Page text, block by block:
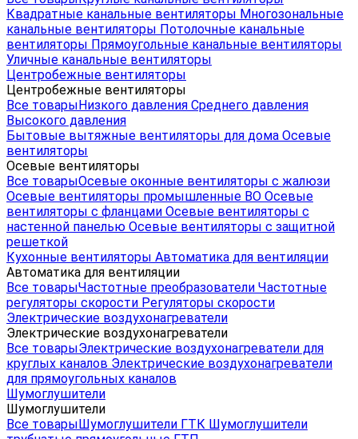
Квадратные канальные вентиляторы Многозональные
канальные вентиляторы Потолочные канальные
вентиляторы Прямоугольные канальные вентиляторы
Уличные канальные вентиляторы
Центробежные вентиляторы
Центробежные вентиляторы
Все товарыНизкого давления Среднего давления
Высокого давления
Бытовые вытяжные вентиляторы для дома Осевые
вентиляторы
Осевые вентиляторы
Все товарыОсевые оконные вентиляторы с жалюзи
Осевые вентиляторы промышленные ВО Осевые
вентиляторы с фланцами Осевые вентиляторы с
настенной панелью Осевые вентиляторы с защитной
решеткой
Кухонные вентиляторы Автоматика для вентиляции
Автоматика для вентиляции
Все товарыЧастотные преобразователи Частотные
регуляторы скорости Регуляторы скорости
Электрические воздухонагреватели
Электрические воздухонагреватели
Все товарыЭлектрические воздухонагреватели для
круглых каналов Электрические воздухонагреватели
для прямоугольных каналов
Шумоглушители
Шумоглушители
Все товарыШумоглушители ГТК Шумоглушители